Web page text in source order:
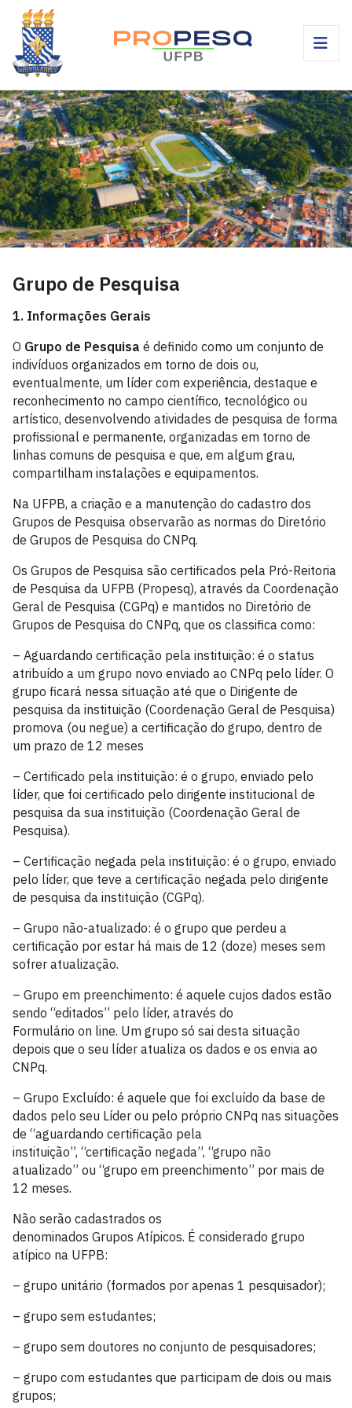
Grupo de Pesquisa
1. Informações Gerais
O Grupo de Pesquisa é definido como um conjunto de
indivíduos organizados em torno de dois ou,
eventualmente, um líder com experiência, destaque e
reconhecimento no campo científico, tecnológico ou
artístico, desenvolvendo atividades de pesquisa de forma
profissional e permanente, organizadas em torno de
linhas comuns de pesquisa e que, em algum grau,
compartilham instalações e equipamentos.
Na UFPB, a criação e a manutenção do cadastro dos
Grupos de Pesquisa observarão as normas do Diretório
de Grupos de Pesquisa do CNPq.
Os Grupos de Pesquisa são certificados pela Pró-Reitoria
de Pesquisa da UFPB (Propesq), através da Coordenação
Geral de Pesquisa (CGPq) e mantidos no Diretório de
Grupos de Pesquisa do CNPq, que os classifica como:
– Aguardando certificação pela instituição: é o status
atribuído a um grupo novo enviado ao CNPq pelo líder. O
grupo ficará nessa situação até que o Dirigente de
pesquisa da instituição (Coordenação Geral de Pesquisa)
promova (ou negue) a certificação do grupo, dentro de
um prazo de 12 meses
– Certificado pela instituição: é o grupo, enviado pelo
líder, que foi certificado pelo dirigente institucional de
pesquisa da sua instituição (Coordenação Geral de
Pesquisa).
– Certificação negada pela instituição: é o grupo, enviado
pelo líder, que teve a certificação negada pelo dirigente
de pesquisa da instituição (CGPq).
– Grupo não-atualizado: é o grupo que perdeu a
certificação por estar há mais de 12 (doze) meses sem
sofrer atualização.
– Grupo em preenchimento: é aquele cujos dados estão
sendo “editados” pelo líder, através do
Formulário on line. Um grupo só sai desta situação
depois que o seu líder atualiza os dados e os envia ao
CNPq.
– Grupo Excluído: é aquele que foi excluído da base de
dados pelo seu Líder ou pelo próprio CNPq nas situações
de “aguardando certificação pela
instituição”, “certificação negada”, “grupo não
atualizado” ou “grupo em preenchimento” por mais de
12 meses.
Não serão cadastrados os
denominados Grupos Atípicos. É considerado grupo
atípico na UFPB:
– grupo unitário (formados por apenas 1 pesquisador);
– grupo sem estudantes;
– grupo sem doutores no conjunto de pesquisadores;
– grupo com estudantes que participam de dois ou mais
grupos;